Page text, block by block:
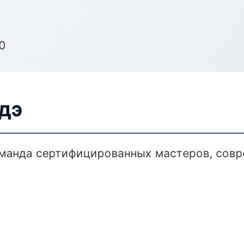
сертифицированных мастеров,